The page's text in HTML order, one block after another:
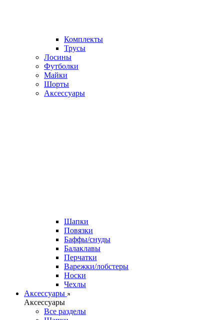
Комплекты
Трусы
Лосины
Футболки
Майки
Шорты
Аксессуары
Шапки
Повязки
Баффы/снуды
Балаклавы
Перчатки
Варежки/лобстеры
Носки
Чехлы
Аксессуары
Аксессуары
Все разделы